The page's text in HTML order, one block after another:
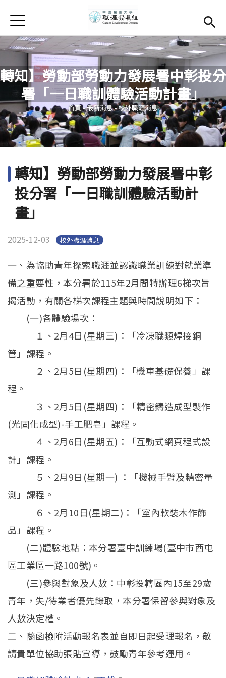
首頁
學務處首頁(link is external)
Open submenu (關於我們)
關於我們
Open submenu (職涯輔導)
職涯輔導
Open submenu (就業調查)
就業調查
活動集錦
相關連結
English
Jump to Navigation
Jump to Main content
轉知】勞動部勞動力發展署中彰投分
署「一日職訓體驗活動計畫」
您在這裡
首頁-最新消息-校外職涯消息
轉知】勞動部勞動力發展署中彰
投分署「一日職訓體驗活動計
畫」
2025-12-03 校外職涯消息
一、為協助青年探索職涯並認識職業訓練對就業準
備之重要性，本分署於115年2月間特辦理6梯次旨
揭活動，有關各梯次課程主題與時間說明如下：
(一)各體驗場次：
１、2月4日(星期三)：「冷凍職類焊接銅
管」課程。
２、2月5日(星期四)：「機車基礎保養」課
程。
３、2月5日(星期四)：「精密鑄造成型製作
(光固化成型)-手工肥皂」課程。
４、2月6日(星期五)：「互動式網頁程式設
計」課程。
５、2月9日(星期一) ：「機械手臂及精密量
測」課程。
６、2月10日(星期二)：「室內軟裝木作飾
品」課程。
(二)體驗地點：本分署臺中訓練場(臺中市西屯
區工業區一路100號)。
(三)參與對象及人數：中彰投轄區內15至29歲
青年，失/待業者優先錄取，本分署保留參與對象及
人數決定權。
二、隨函檢附活動報名表並自即日起受理報名，敬
請貴單位協助張貼宣導，鼓勵青年參考運用。